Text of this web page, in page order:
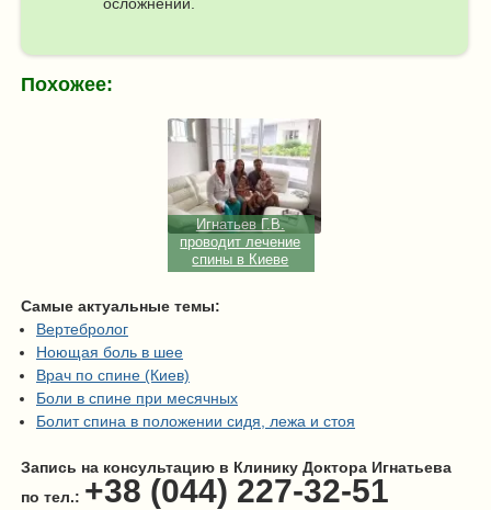
Похожее:
Игнатьев Г.В.
проводит лечение
спины в Киеве
Самые актуальные темы:
Вертебролог
Ноющая боль в шее
Врач по спине (Киев)
Боли в спине при месячных
Болит спина в положении сидя, лежа и стоя
Запись на консультацию в Клинику Доктора Игнатьева
по тел.: +38 (044) 227-32-51